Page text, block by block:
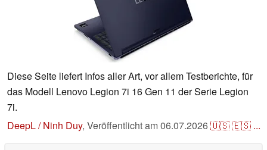
Diese Seite liefert Infos aller Art, vor allem Testberichte, für
das Modell Lenovo Legion 7i 16 Gen 11 der Serie Legion
7i.
DeepL / Ninh Duy, Veröffentlicht am06.07.2026🇺🇸🇪🇸 ...